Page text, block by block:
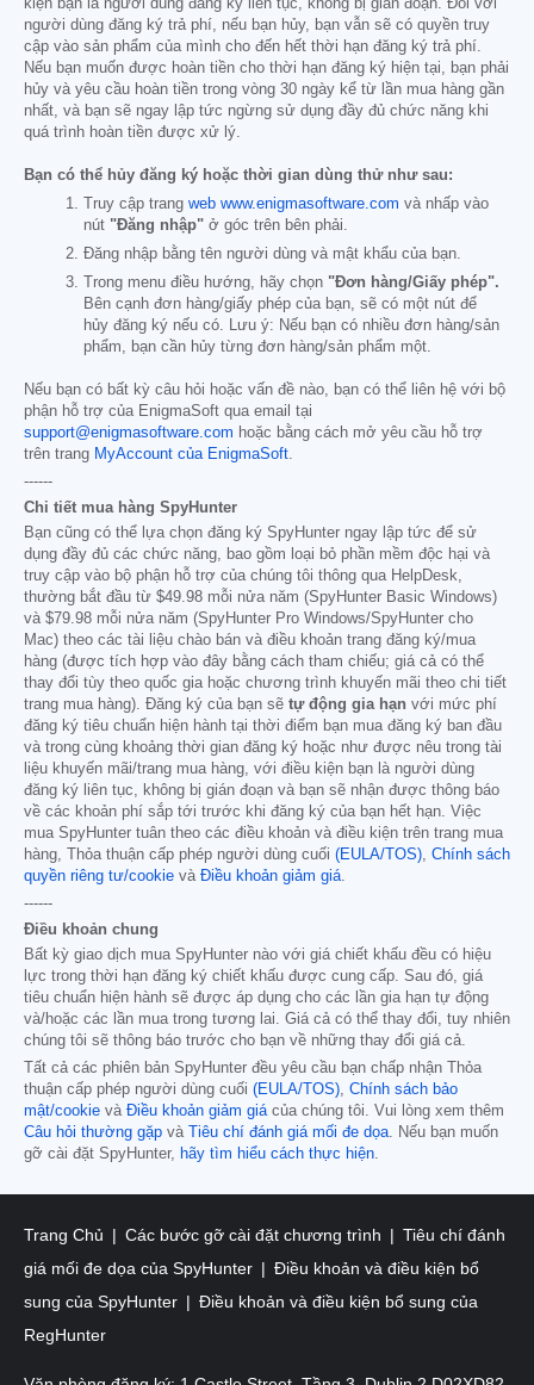
người dùng đăng ký trả phí, nếu bạn hủy, bạn vẫn sẽ có quyền truy
cập vào sản phẩm của mình cho đến hết thời hạn đăng ký trả phí.
Nếu bạn muốn được hoàn tiền cho thời hạn đăng ký hiện tại, bạn phải
hủy và yêu cầu hoàn tiền trong vòng 30 ngày kể từ lần mua hàng gần
nhất, và bạn sẽ ngay lập tức ngừng sử dụng đầy đủ chức năng khi
quá trình hoàn tiền được xử lý.
Bạn có thể hủy đăng ký hoặc thời gian dùng thử như sau:
Truy cập trang web www.enigmasoftware.com và nhấp vào
nút "Đăng nhập" ở góc trên bên phải.
Đăng nhập bằng tên người dùng và mật khẩu của bạn.
Trong menu điều hướng, hãy chọn "Đơn hàng/Giấy phép".
Bên cạnh đơn hàng/giấy phép của bạn, sẽ có một nút để
hủy đăng ký nếu có. Lưu ý: Nếu bạn có nhiều đơn hàng/sản
phẩm, bạn cần hủy từng đơn hàng/sản phẩm một.
Nếu bạn có bất kỳ câu hỏi hoặc vấn đề nào, bạn có thể liên hệ với bộ
phận hỗ trợ của EnigmaSoft qua email tại
support@enigmasoftware.com hoặc bằng cách mở yêu cầu hỗ trợ
trên trang MyAccount của EnigmaSoft.
------
Chi tiết mua hàng SpyHunter
Bạn cũng có thể lựa chọn đăng ký SpyHunter ngay lập tức để sử
dụng đầy đủ các chức năng, bao gồm loại bỏ phần mềm độc hại và
truy cập vào bộ phận hỗ trợ của chúng tôi thông qua HelpDesk,
thường bắt đầu từ $49.98 mỗi nửa năm (SpyHunter Basic Windows)
và $79.98 mỗi nửa năm (SpyHunter Pro Windows/SpyHunter cho
Mac) theo các tài liệu chào bán và điều khoản trang đăng ký/mua
hàng (được tích hợp vào đây bằng cách tham chiếu; giá cả có thể
thay đổi tùy theo quốc gia hoặc chương trình khuyến mãi theo chi tiết
trang mua hàng). Đăng ký của bạn sẽ tự động gia hạn với mức phí
đăng ký tiêu chuẩn hiện hành tại thời điểm bạn mua đăng ký ban đầu
và trong cùng khoảng thời gian đăng ký hoặc như được nêu trong tài
liệu khuyến mãi/trang mua hàng, với điều kiện bạn là người dùng
đăng ký liên tục, không bị gián đoạn và bạn sẽ nhận được thông báo
về các khoản phí sắp tới trước khi đăng ký của bạn hết hạn. Việc
mua SpyHunter tuân theo các điều khoản và điều kiện trên trang mua
hàng, Thỏa thuận cấp phép người dùng cuối (EULA/TOS), Chính sách
quyền riêng tư/cookie và Điều khoản giảm giá.
------
Điều khoản chung
Bất kỳ giao dịch mua SpyHunter nào với giá chiết khấu đều có hiệu
lực trong thời hạn đăng ký chiết khấu được cung cấp. Sau đó, giá
tiêu chuẩn hiện hành sẽ được áp dụng cho các lần gia hạn tự động
và/hoặc các lần mua trong tương lai. Giá cả có thể thay đổi, tuy nhiên
chúng tôi sẽ thông báo trước cho bạn về những thay đổi giá cả.
Tất cả các phiên bản SpyHunter đều yêu cầu bạn chấp nhận Thỏa
thuận cấp phép người dùng cuối (EULA/TOS), Chính sách bảo
mật/cookie và Điều khoản giảm giácủa chúng tôi. Vui lòng xem thêm
Câu hỏi thường gặp và Tiêu chí đánh giá mối đe dọa. Nếu bạn muốn
gỡ cài đặt SpyHunter, hãy tìm hiểu cách thực hiện.
Trang Chủ Các bước gỡ cài đặt chương trình
Tiêu chí đánh
giá mối đe dọa của SpyHunter
Điều khoản và điều kiện bổ
sung của SpyHunter
Điều khoản và điều kiện bổ sung của
RegHunter